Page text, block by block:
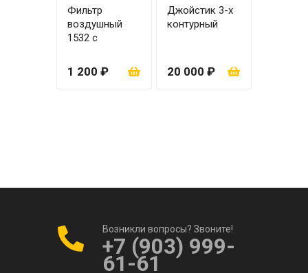
Фильтр
воздушный
1532 с
1 200 ₽
Джойстик 3-х
контурный
20 000 ₽
Возникли вопросы? Звоните!
+7 (903) 999-
61-61